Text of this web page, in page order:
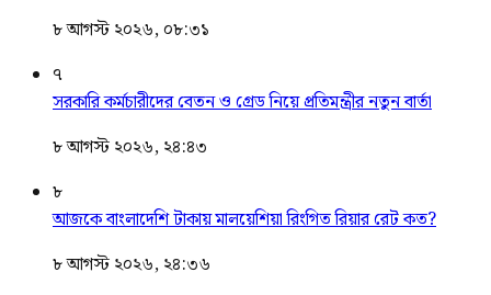
৮ আগস্ট ২০২৬, ০৮:৩১
৭
সরকারি কর্মচারীদের বেতন ও গ্রেড নিয়ে প্রতিমন্ত্রীর নতুন বার্তা
৮ আগস্ট ২০২৬, ২৪:৪৩
৮
আজকে বাংলাদেশি টাকায় মালয়েশিয়া রিংগিত রিয়ার রেট কত?
৮ আগস্ট ২০২৬, ২৪:৩৬